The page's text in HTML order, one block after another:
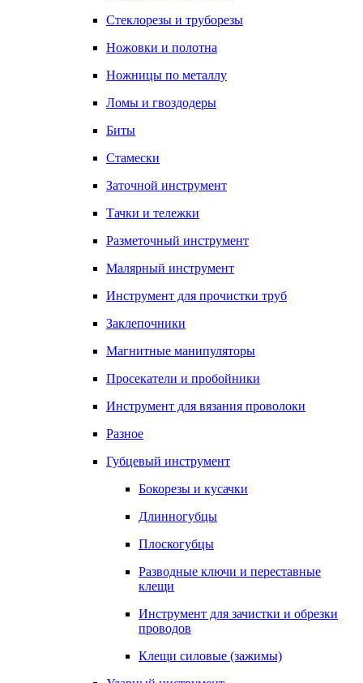
Стеклорезы и труборезы
Ножовки и полотна
Ножницы по металлу
Ломы и гвоздодеры
Биты
Стамески
Заточной инструмент
Тачки и тележки
Разметочный инструмент
Малярный инструмент
Инструмент для прочистки труб
Заклепочники
Магнитные манипуляторы
Просекатели и пробойники
Инструмент для вязания проволоки
Разное
Губцевый инструмент
Бокорезы и кусачки
Длинногубцы
Плоскогубцы
Разводные ключи и переставные
клещи
Инструмент для зачистки и обрезки
проводов
Клещи силовые (зажимы)